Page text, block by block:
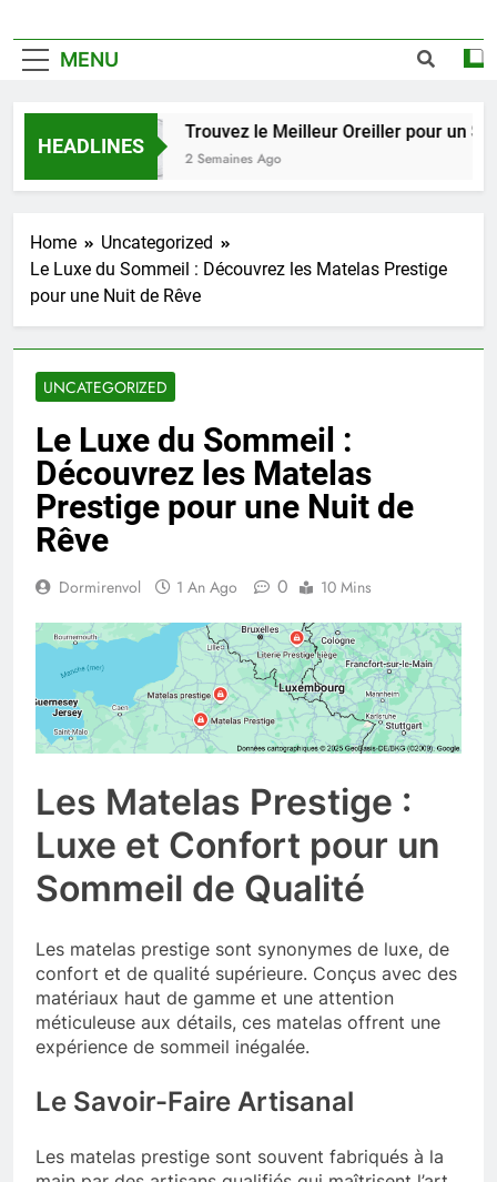
MENU
HEADLINES
Trouvez le Meilleur Oreiller pour un
2 Semaines Ago
Home
Uncategorized
Le Luxe du Sommeil : Découvrez les Matelas Prestige
pour une Nuit de Rêve
UNCATEGORIZED
Le Luxe du Sommeil :
Découvrez les Matelas
Prestige pour une Nuit de
Rêve
Dormirenvol 1 An Ago 0 10 Mins
Les Matelas Prestige :
Luxe et Confort pour un
Sommeil de Qualité
Les matelas prestige sont synonymes de luxe, de
confort et de qualité supérieure. Conçus avec des
matériaux haut de gamme et une attention
méticuleuse aux détails, ces matelas offrent une
expérience de sommeil inégalée.
Le Savoir-Faire Artisanal
Les matelas prestige sont souvent fabriqués à la